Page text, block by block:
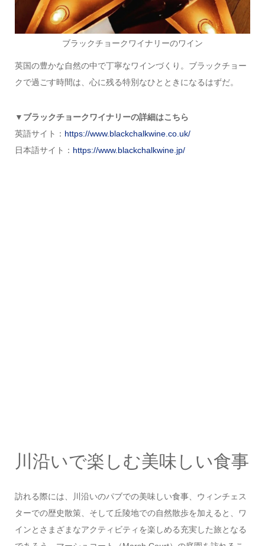
ブラックチョークワイナリーのワイン
英国の豊かな自然の中で丁寧なワインづくり。ブラックチョー
クで過ごす時間は、心に残る特別なひとときになるはずだ。
▼ブラックチョークワイナリーの詳細はこちら
英語サイト： https://www.blackchalkwine.co.uk/
日本語サイト： https://www.blackchalkwine.jp/
川沿いで楽しむ美味しい食事
訪れる際には、川沿いのパブでの美味しい食事、ウィンチェス
ターでの歴史散策、そして丘陵地での自然散歩を加えると、ワ
インとさまざまなアクティビティを楽しめる充実した旅となる